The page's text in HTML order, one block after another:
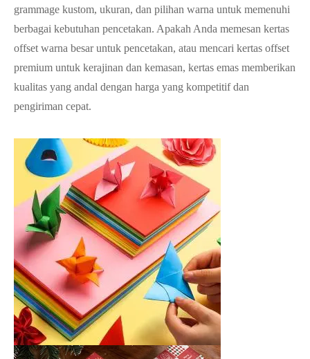
grammage kustom, ukuran, dan pilihan warna untuk memenuhi
berbagai kebutuhan pencetakan. Apakah Anda memesan kertas
offset warna besar untuk pencetakan, atau mencari kertas offset
premium untuk kerajinan dan kemasan, kertas emas memberikan
kualitas yang andal dengan harga yang kompetitif dan
pengiriman cepat.